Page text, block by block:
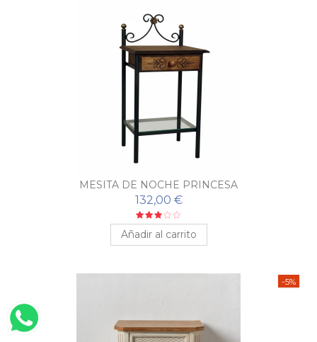
MESITA DE NOCHE PRINCESA
132,00 €
Añadir al carrito
-5%